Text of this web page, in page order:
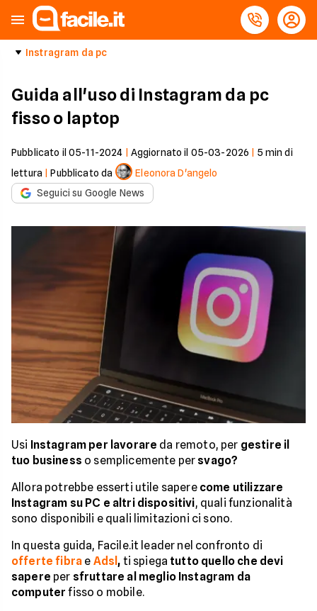
Instragram da pc
Guida all'uso di Instagram da pc
fisso o laptop
Pubblicato il 05-11-2024 Aggiornato il 05-03-2026 5 min di
lettura |Pubblicato da
Eleonora D'angelo
Seguici su Google News
Usi Instagram per lavorare da remoto, per gestire il
tuo business o semplicemente per svago?
Allora potrebbe esserti utile sapere come utilizzare
Instagram su PC e altri dispositivi, quali funzionalità
sono disponibili e quali limitazioni ci sono.
In questa guida, Facile.it leader nel confronto di
offerte fibra e Adsl , ti spiega tutto quello che devi
sapere per sfruttare al meglio Instagram da
computer fisso o mobile.